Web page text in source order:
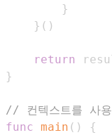
}
} ( )
return
}
// 컨텍스트를 사
func main ( )
{